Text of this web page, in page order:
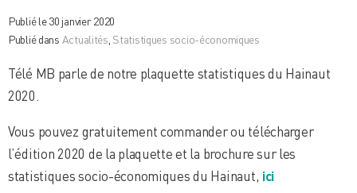
Publié le 30 janvier 2020
Publié dans Actualités Statistiques socio-économiques
Télé MB parle de notre plaquette statistiques du Hainaut
2020.
Vous pouvez gratuitement commander ou télécharger
l’édition 2020 de la plaquette et la brochure sur les
statistiques socio-économiques du Hainaut, ici